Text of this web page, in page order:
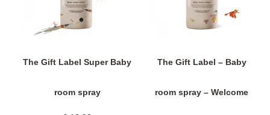
The Gift Label Super Baby
room spray
The Gift Label – Baby
room spray – Welcome